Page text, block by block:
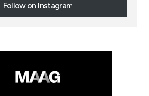
Follow on Instagram
Follow on Instagram